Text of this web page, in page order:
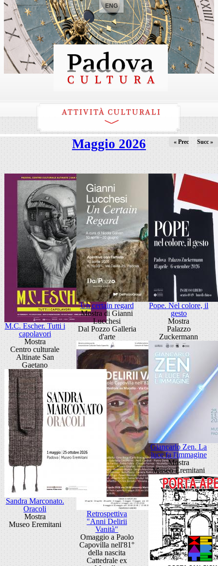
ENG
ATTIVITÀ CULTURALI
Maggio 2026 « Prec Succ »
M.C. Escher. Tutti i
capolavori
Mostra
Centro culturale
Altinate San
Gaetano
Un certain regard
Mostra di Gianni
Lucchesi
Dal Pozzo Galleria
d'arte
Pope. Nel colore, il
gesto
Mostra
Palazzo
Zuckermann
Retrospettiva
"Anni Delirii
Vanità"
Omaggio a Paolo
Capovilla nell'81°
della nascita
Cattedrale ex
Giancarlo Zen. La
luce fa l'immagine
Mostra
Museo Eremitani
Sandra Marconato.
Oracoli
Mostra
Museo Eremitani